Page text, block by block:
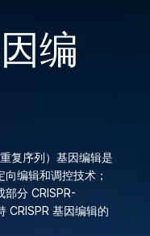
编
复序列）基因编辑是
编辑和调控技术；
分 CRISPR-
CRISPR 基因编辑的